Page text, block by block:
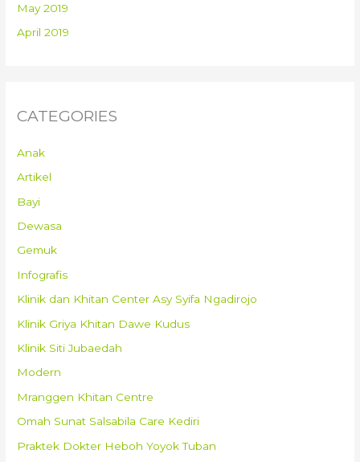
May 2019
April 2019
CATEGORIES
Anak
Artikel
Bayi
Dewasa
Gemuk
Infografis
Klinik dan Khitan Center Asy Syifa Ngadirojo
Klinik Griya Khitan Dawe Kudus
Klinik Siti Jubaedah
Modern
Mranggen Khitan Centre
Omah Sunat Salsabila Care Kediri
Praktek Dokter Heboh Yoyok Tuban